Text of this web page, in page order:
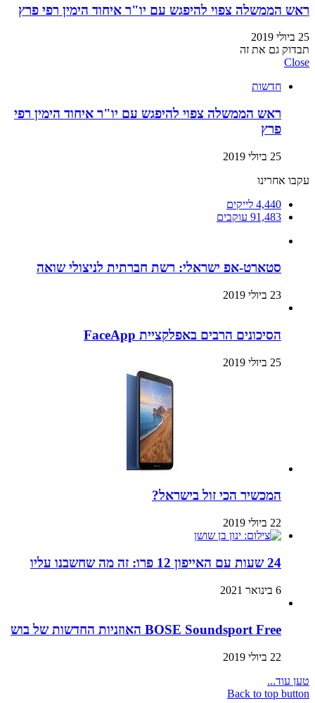
ראש הממשלה צפוי להיפגש עם יו"ר איחוד הימין רפי פרץ
25 ביולי 2019
תבדוק גם את זה
Close
חדשות
ראש הממשלה צפוי להיפגש עם יו"ר איחוד הימין רפי
פרץ
25 ביולי 2019
עקבו אחרינו
4,440 לייקים
91,483 עוקבים
סטארט-אפ ישראלי: רשת חברתית לניצולי שואה
23 ביולי 2019
הסיכונים הרבים באפלקציית FaceApp
25 ביולי 2019
המכשיר הכי זול בישראל?
22 ביולי 2019
24 שעות עם האייפון 12 פרו: זה מה שחשבנו עליו
6 בינואר 2021
BOSE Soundsport Free האוזניות החדשות של בוש
22 ביולי 2019
טען עוד...
Back to top button